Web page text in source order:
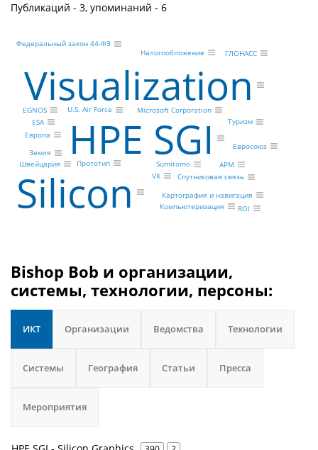
Публикаций - 3, упоминаний - 6
HPE SGI
Visualization
Silicon
Microsoft Corporation
Sumitomo
VK
U.S. Air Force
Прототип
Картография и навигация
Спутниковая связь
Компьютеризация
АРМ
EGNOS
ГЛОНАСС
ESA
Европа
Земля
Швейцария
Евросоюз
Туризм
Налогообложение
ROI
Федеральный закон 44-ФЗ
Bishop Bob и организации,
системы, технологии, персоны:
ИКТ Организации Ведомства Технологии
Системы География Статьи Пресса
Мероприятия